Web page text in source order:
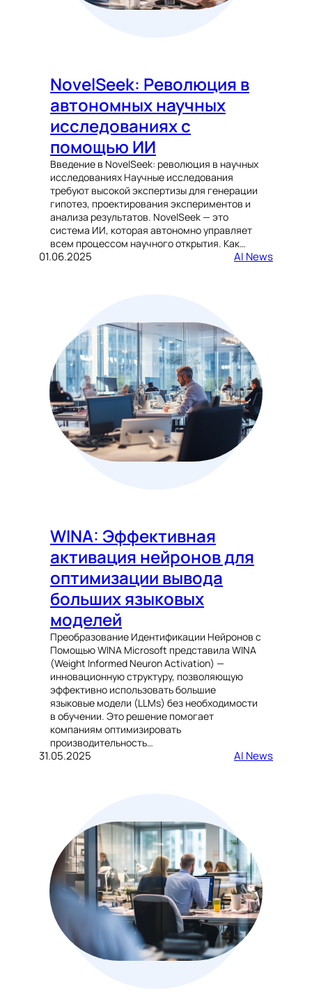
NovelSeek: Революция в
автономных научных
исследованиях с
помощью ИИ
Введение в NovelSeek: революция в научных
исследованиях Научные исследования
требуют высокой экспертизы для генерации
гипотез, проектирования экспериментов и
анализа результатов. NovelSeek — это
система ИИ, которая автономно управляет
всем процессом научного открытия. Как…
01.06.2025 AI News
WINA: Эффективная
активация нейронов для
оптимизации вывода
больших языковых
моделей
Преобразование Идентификации Нейронов с
Помощью WINA Microsoft представила WINA
(Weight Informed Neuron Activation) —
инновационную структуру, позволяющую
эффективно использовать большие
языковые модели (LLMs) без необходимости
в обучении. Это решение помогает
компаниям оптимизировать
производительность…
31.05.2025 AI News